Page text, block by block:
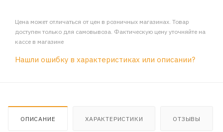
Цена может отличаться от цен в розничных магазинах. Товар
доступен только для самовывоза. Фактическую цену уточняйте на
кассе в магазине
Нашли ошибку в характеристиках или описании?
ОПИСАНИЕ ХАРАКТЕРИСТИКИ ОТЗЫВЫ